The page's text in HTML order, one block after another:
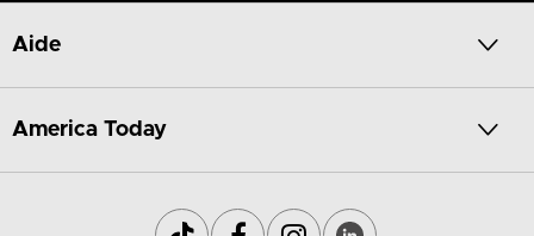
Aide
America Today